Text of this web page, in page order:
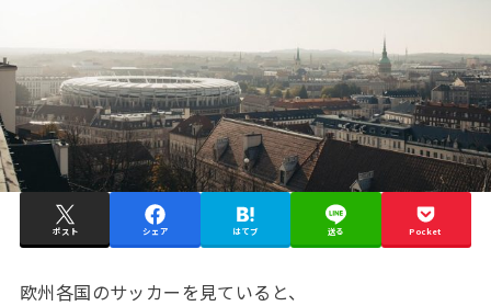
ポスト シェア はてブ 送る Pocket
欧州各国のサッカーを見ていると、